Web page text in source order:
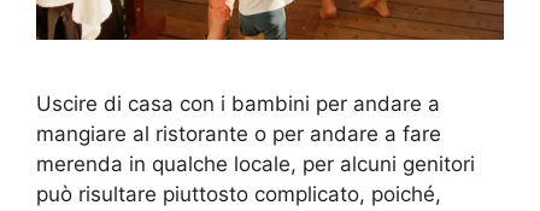
Uscire di casa con i bambini per andare a
mangiare al ristorante o per andare a fare
merenda in qualche locale, per alcuni genitori
può risultare piuttosto complicato, poiché,